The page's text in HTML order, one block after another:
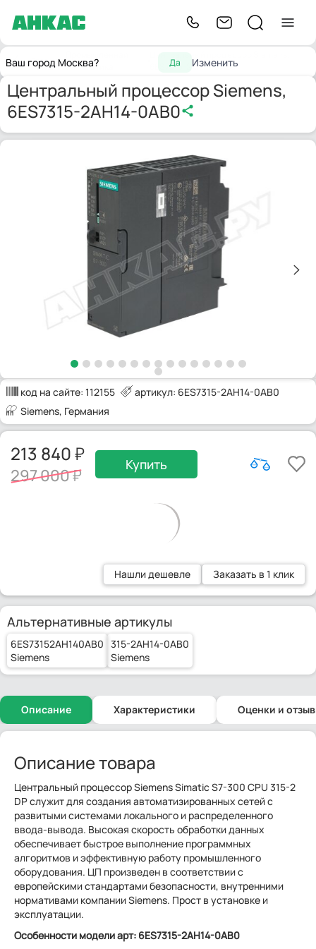
Ваш город Москва? Да Изменить
Главнаяавтоматика
6ES7315-2AH14-0AB0
Центральный процессор Siemens,
6ES7315-2AH14-0AB0
код на сайте: 112155
артикул: 6ES7315-2AH14-0AB0
Siemens, Германия
213 840
297 000
Купить
Нашли дешевле Заказать в 1 клик
Альтернативные артикулы
6ES73152AH140AB0
Siemens
315-2AH14-0AB0
Siemens
Описание Характеристики Оценки и
Описание товара
Центральный процессор Siemens Simatic S7-300 CPU 315-2
DP служит для создания автоматизированных сетей с
развитыми системами локального и распределенного
ввода-вывода. Высокая скорость обработки данных
обеспечивает быстрое выполнение программных
алгоритмов и эффективную работу промышленного
оборудования. ЦП произведен в соответствии с
европейскими стандартами безопасности, внутренними
нормативами компании Siemens. Прост в установке и
эксплуатации.
Особенности модели арт: 6ES7315-2AH14-0AB0